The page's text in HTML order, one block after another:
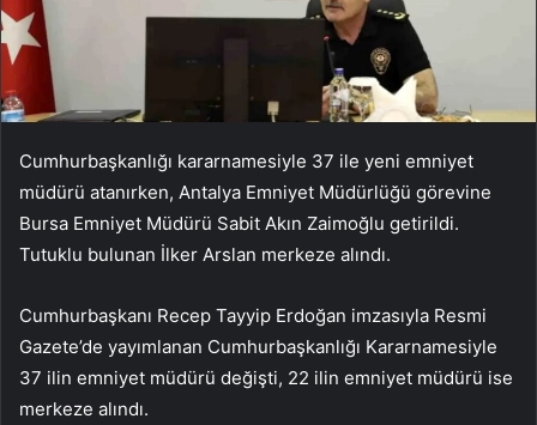
Cumhurbaşkanlığı kararnamesiyle 37 ile yeni emniyet
müdürü atanırken, Antalya Emniyet Müdürlüğü görevine
Bursa Emniyet Müdürü Sabit Akın Zaimoğlu getirildi.
Tutuklu bulunan İlker Arslan merkeze alındı.
Cumhurbaşkanı Recep Tayyip Erdoğan imzasıyla Resmi
Gazete’de yayımlanan Cumhurbaşkanlığı Kararnamesiyle
37 ilin emniyet müdürü değişti, 22 ilin emniyet müdürü ise
merkeze alındı.